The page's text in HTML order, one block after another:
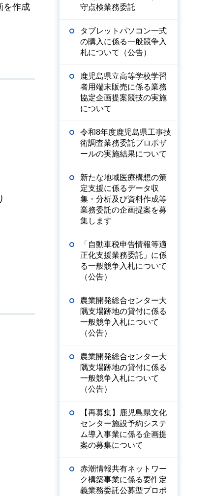
を作成
守点検業務委託
タブレットパソコン一式
の購入に係る一般競争入
札について（公告）
鹿児島県立高等学校学習
者用端末販売に係る業務
協定企画提案競技の実施
について
令和8年度鹿児島県工事技
術調査業務委託プロポザ
ールの実施結果について
新たな地域医療構想の策
定支援に係るデータ収
集・分析及び資料作成等
業務委託の企画提案を募
集します
「自動車税申告情報等適
正化支援業務委託」に係
る一般競争入札について
（公告）
農業開発総合センター大
隅支場跡地の貸付に係る
一般競争入札について
（公告）
農業開発総合センター大
隅支場跡地の貸付に係る
一般競争入札について
（公告）
【再募集】鹿児島県文化
センター施設予約システ
ム導入事業に係る企画提
案の募集について
赤潮情報共有ネットワー
ク構築事業に係る要件定
義業務委託公募型プロポ